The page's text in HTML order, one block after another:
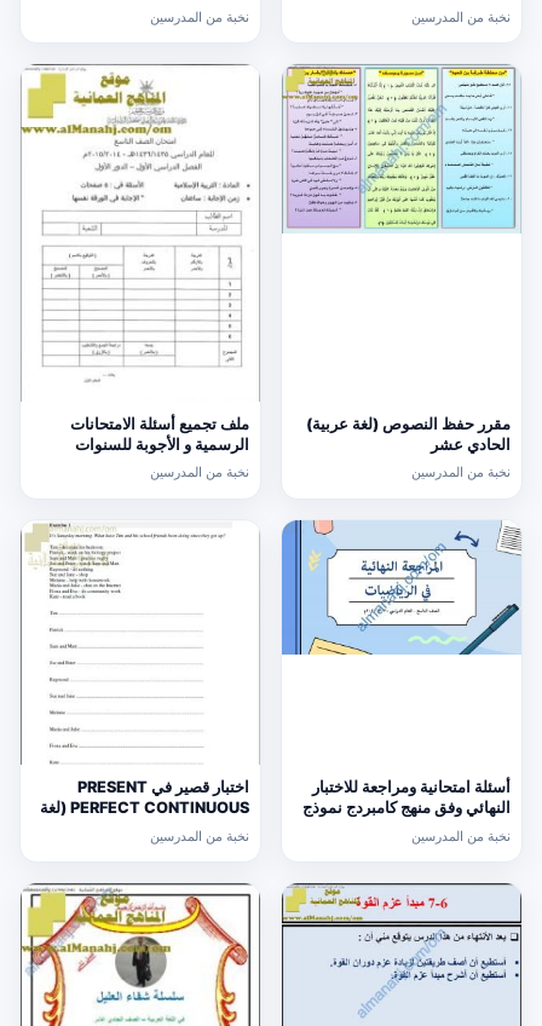
نخبة من المدرسين
نخبة من المدرسين
مقرر حفظ النصوص (لغة عربية)
الحادي عشر
نخبة من المدرسين
ملف تجميع أسئلة الامتحانات
الرسمية و الأجوبة للسنوات
السابقة الدور الأول (الامتحانات)
التاسع
نخبة من المدرسين
أسئلة امتحانية ومراجعة للاختبار
النهائي وفق منهج كامبردج نموذج
ثالث (رياضيات) التاسع
نخبة من المدرسين
اختبار قصير في PRESENT
PERFECT CONTINUOUS (لغة
انجليزية) حلقة ثانية
نخبة من المدرسين